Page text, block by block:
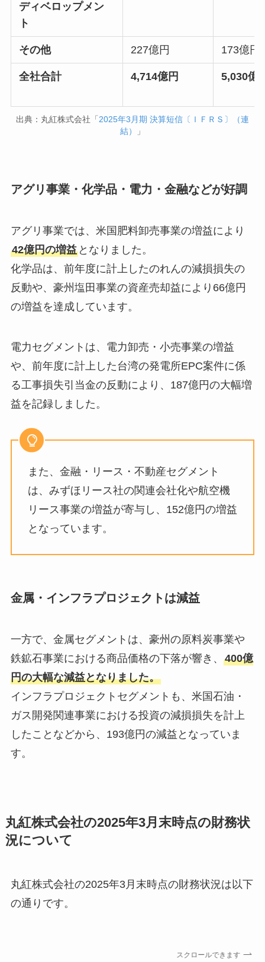
ディベロップメン
ト
その他 227億円 173億円
全社合計 4,714億円 5,030億
出典：丸紅株式会社「 2025年3月期 決算短信〔ＩＦＲＳ〕（連
結）
」
アグリ事業・化学品・電力・金融などが好調
アグリ事業では、米国肥料卸売事業の増益により
42億円の増益となりました。
化学品は、前年度に計上したのれんの減損損失の
反動や、豪州塩田事業の資産売却益により66億円
の増益を達成しています。
電力セグメントは、電力卸売・小売事業の増益
や、前年度に計上した台湾の発電所EPC案件に係
る工事損失引当金の反動により、187億円の大幅増
益を記録しました。
また、金融・リース・不動産セグメント
は、みずほリース社の関連会社化や航空機
リース事業の増益が寄与し、152億円の増益
となっています。
金属・インフラプロジェクトは減益
一方で、金属セグメントは、豪州の原料炭事業や
鉄鉱石事業における商品価格の下落が響き、 400億
円の大幅な減益となりました。
インフラプロジェクトセグメントも、米国石油・
ガス開発関連事業における投資の減損損失を計上
したことなどから、193億円の減益となっていま
す。
丸紅株式会社の2025年3月末時点の財務状
況について
丸紅株式会社の2025年3月末時点の財務状況は以下
の通りです。
スクロールできます